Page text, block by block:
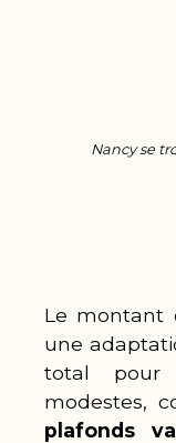
Nancy se
Le montant
une
total pour
modestes,
plafonds